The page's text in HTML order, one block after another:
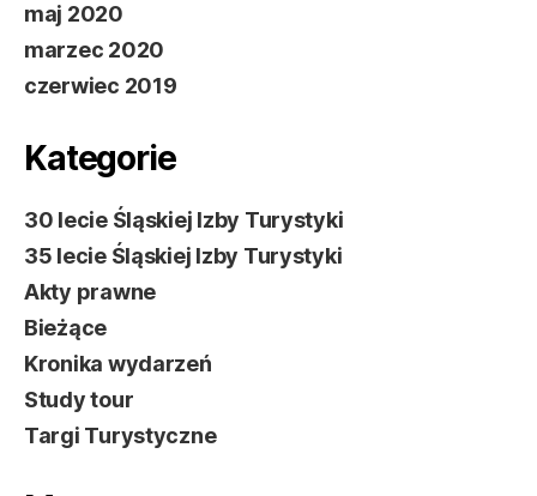
maj 2020
marzec 2020
czerwiec 2019
Kategorie
30 lecie Śląskiej Izby Turystyki
35 lecie Śląskiej Izby Turystyki
Akty prawne
Bieżące
Kronika wydarzeń
Study tour
Targi Turystyczne